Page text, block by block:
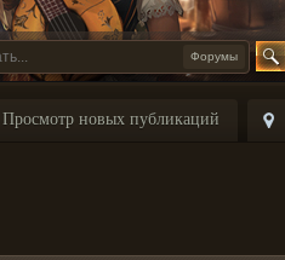
Форумы
Просмотр новых публикаций